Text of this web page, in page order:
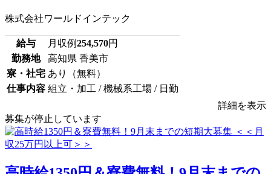
株式会社ワールドインテック
給与 月収例254,570円
勤務地
高知県 香美市
寮・社宅 あり（無料）
仕事内容 組立・加工 / 機械系工場 / 日勤
詳細を表示
募集が停止しています